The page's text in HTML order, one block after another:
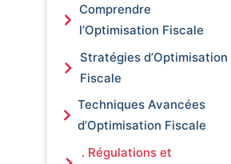
Comprendre
l’Optimisation Fiscale
Stratégies d’Optimisation
Fiscale
Techniques Avancées
d’Optimisation Fiscale
. Régulations et